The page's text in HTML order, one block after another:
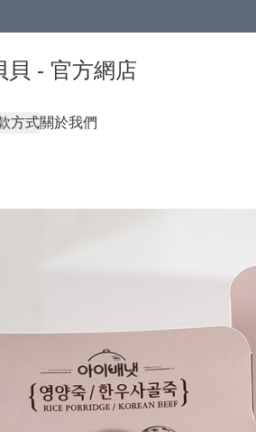
貝 - 官方網店
方式關於我們